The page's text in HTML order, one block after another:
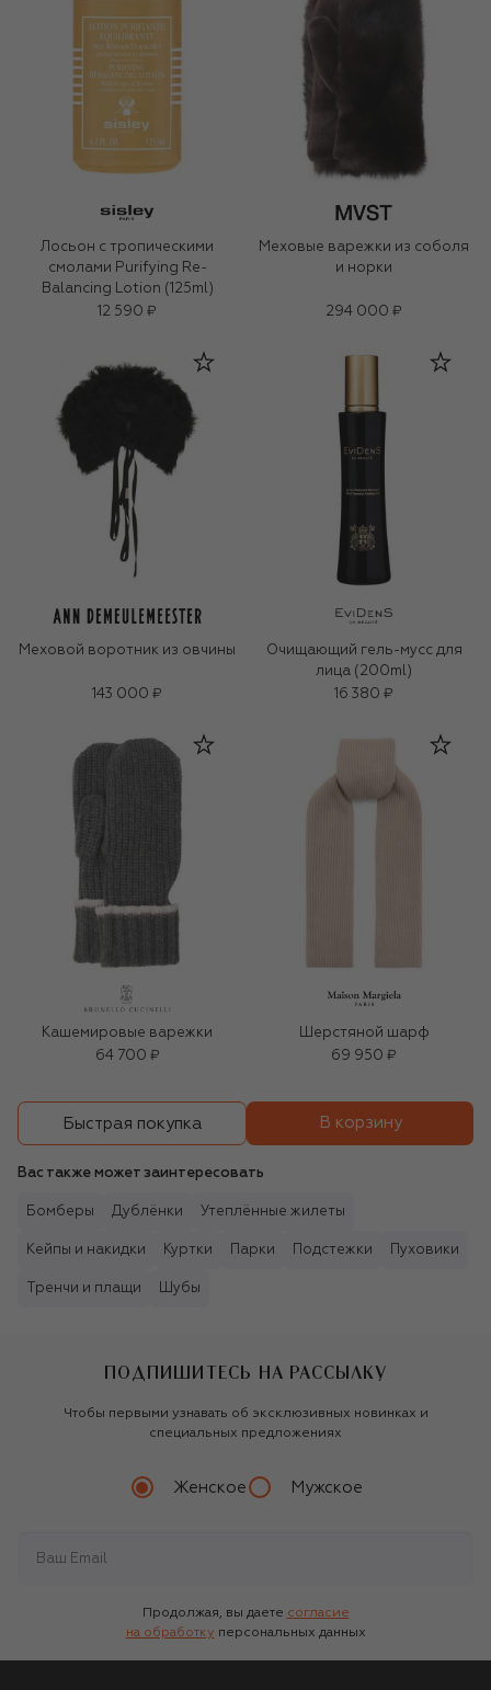
Лосьон с тропическими
смолами Purifying Re-
Balancing Lotion (125ml)
12 590 ₽
Меховые варежки из соболя
и норки
294 000 ₽
Меховой воротник из овчины
143 000 ₽
Очищающий гель-мусс для
лица (200ml)
16 380 ₽
Кашемировые варежки
64 700 ₽
Шерстяной шарф
69 950 ₽
Быстрая покупка В корзину
Вас также может заинтересовать
Бомберы Дублёнки Утеплённые жилеты
Кейпы и накидки Куртки Парки Подстежки Пуховики
Тренчи и плащи Шубы
ПОДПИШИТЕСЬ НА РАССЫЛКУ
Чтобы первыми узнавать об эксклюзивных новинках и
специальных предложениях
Женское Мужское
Продолжая, вы даете согласие
на обработку персональных данных